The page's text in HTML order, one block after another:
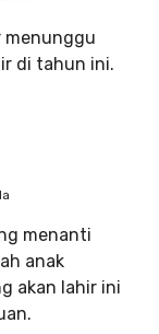
menunggu
di tahun ini.
menanti
anak
akan lahir ini